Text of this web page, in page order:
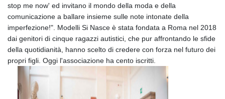
stop me now' ed invitano il mondo della moda e della
comunicazione a ballare insieme sulle note intonate della
imperfezione!". Modelli Si Nasce è stata fondata a Roma nel 2018
dai genitori di cinque ragazzi autistici, che pur affrontando le sfide
della quotidianità, hanno scelto di credere con forza nel futuro dei
propri figli. Oggi l'associazione ha cento iscritti.